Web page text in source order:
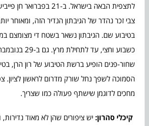
לתצפית הבאה בישראל. ב-21
צבי זכר נהדר של הגיבתון הנדיר הזה, ומאוחר
בטיבוע שם. הגיבתון נשאר בשטח די מצומצם
כשבוע וחצי, עד לתחילת
שחור-פנים הופיע ברשת הטיבוע של רון הרן,
הסמוכה לשפך נחל שורק מדרום לראשון לציון.
מחכים לדוגמן שישתף פעולה כמו שצריך.
קיכלי סהרון: יש ציפורים שהן לא מאוד נדירות,